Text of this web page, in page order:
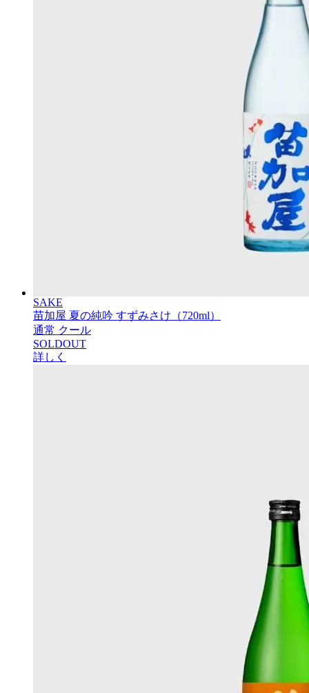
SAKE
苗加屋 夏の純吟 すずみさけ（720ml）
通常 クール
SOLDOUT
詳しく